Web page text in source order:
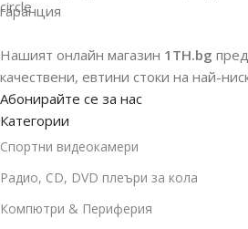
гаранция
Нашият онлайн магазин 1TH.bg
качествени, евтини стоки на най-
Абонирайте се за нас
Категории
Спортни видеокамери
Радио, CD, DVD плеъри за кола
Компютри & Периферия